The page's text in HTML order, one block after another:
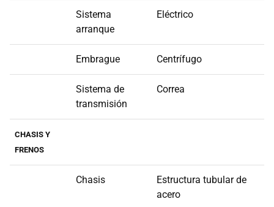
Sistema
arranque
Eléctrico
Embrague Centrífugo
Sistema de
transmisión
Correa
CHASIS Y
FRENOS
Chasis
Estructura tubular de
acero